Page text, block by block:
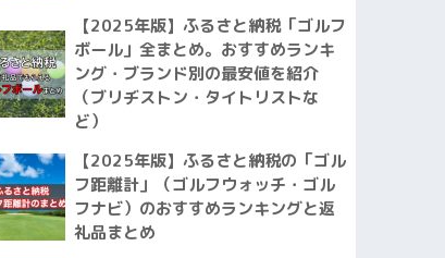
【2025年版】ふるさと納税「ゴルフ
ボール」全まとめ。おすすめランキ
ング・ブランド別の最安値を紹介
（ブリヂストン・タイトリストな
ど）
【2025年版】ふるさと納税の「ゴル
フ距離計」（ゴルフウォッチ・ゴル
フナビ）のおすすめランキングと返
礼品まとめ